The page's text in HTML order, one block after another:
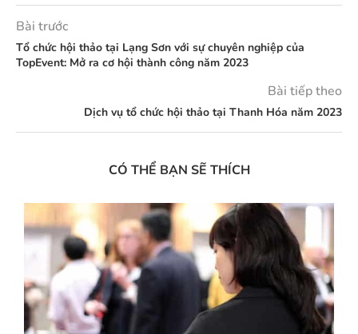
Bài trước
Tổ chức hội thảo tại Lạng Sơn với sự chuyên nghiệp của
TopEvent: Mở ra cơ hội thành công năm 2023
Bài tiếp theo
Dịch vụ tổ chức hội thảo tại Thanh Hóa năm 2023
CÓ THỂ BẠN SẼ THÍCH